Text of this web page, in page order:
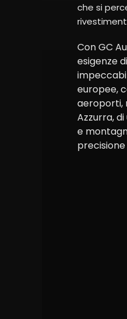
che si
Con GC
esigenze
europee,
aeroporti,
Azzurra,
e